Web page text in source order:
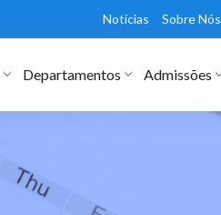
Notícias Sobre Nós
Departamentos Admissões